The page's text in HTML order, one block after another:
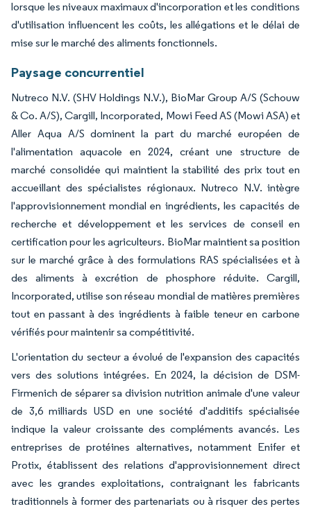
lorsque les niveaux maximaux d'incorporation et les conditions
d'utilisation influencent les coûts, les allégations et le délai de
mise sur le marché des aliments fonctionnels.
Paysage concurrentiel
Nutreco N.V. (SHV Holdings N.V.), BioMar Group A/S (Schouw
& Co. A/S), Cargill, Incorporated, Mowi Feed AS (Mowi ASA) et
Aller Aqua A/S dominent la part du marché européen de
l'alimentation aquacole en 2024, créant une structure de
marché consolidée qui maintient la stabilité des prix tout en
accueillant des spécialistes régionaux. Nutreco N.V. intègre
l'approvisionnement mondial en ingrédients, les capacités de
recherche et développement et les services de conseil en
certification pour les agriculteurs. BioMar maintient sa position
sur le marché grâce à des formulations RAS spécialisées et à
des aliments à excrétion de phosphore réduite. Cargill,
Incorporated, utilise son réseau mondial de matières premières
tout en passant à des ingrédients à faible teneur en carbone
vérifiés pour maintenir sa compétitivité.
L'orientation du secteur a évolué de l'expansion des capacités
vers des solutions intégrées. En 2024, la décision de DSM-
Firmenich de séparer sa division nutrition animale d'une valeur
de 3,6 milliards USD en une société d'additifs spécialisée
indique la valeur croissante des compléments avancés. Les
entreprises de protéines alternatives, notamment Enifer et
Protix, établissent des relations d'approvisionnement direct
avec les grandes exploitations, contraignant les fabricants
traditionnels à former des partenariats ou à risquer des pertes